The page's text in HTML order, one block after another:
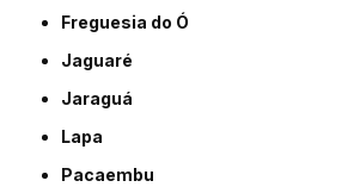
Freguesia do Ó
Jaguaré
Jaraguá
Lapa
Pacaembu